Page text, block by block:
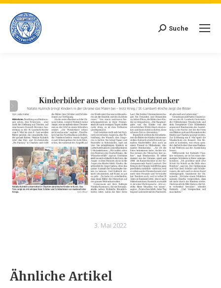
Search:
Suche
3. Mai 2022
Ähnliche Artikel